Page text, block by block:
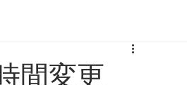
間変更